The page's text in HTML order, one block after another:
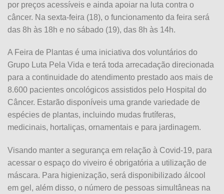
por preços acessíveis e ainda apoiar na luta contra o
câncer. Na sexta-feira (18), o funcionamento da feira será
das 8h às 18h e no sábado (19), das 8h às 14h.
A Feira de Plantas é uma iniciativa dos voluntários do
Grupo Luta Pela Vida e terá toda arrecadação direcionada
para a continuidade do atendimento prestado aos mais de
8.600 pacientes oncológicos assistidos pelo Hospital do
Câncer. Estarão disponíveis uma grande variedade de
espécies de plantas, incluindo mudas frutíferas,
medicinais, hortaliças, ornamentais e para jardinagem.
Visando manter a segurança em relação à Covid-19, para
acessar o espaço do viveiro é obrigatória a utilização de
máscara. Para higienização, será disponibilizado álcool
em gel, além disso, o número de pessoas simultâneas na